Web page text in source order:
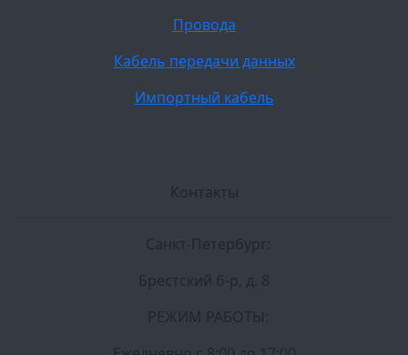
Провода
Кабель передачи данных
Импортный кабель
Контакты
Санкт-Петербург:
Брестский б-р, д. 8
РЕЖИМ РАБОТЫ: